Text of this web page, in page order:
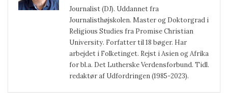
Journalist (DJ). Uddannet fra
Journalisthøjskolen. Master og Doktorgrad i
Religious Studies fra Promise Christian
University. Forfatter til 18 bøger. Har
arbejdet i Folketinget. Rejst i Asien og Afrika
for bl.a. Det Lutherske Verdensforbund. Tidl.
redaktør af Udfordringen (1985-2023).